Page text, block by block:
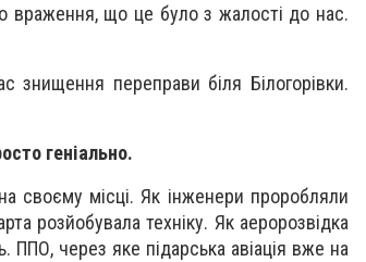
враження, що це було з жалості до нас.
переправи біля Білогорівки.
геніально.
своєму місці. Як інженери проробляли
розйобувала техніку. Як аеророзвідка
ППО, через яке підарська авіація вже на